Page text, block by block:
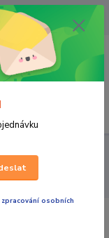
0,00 CZK
ŘETĚZY,
- NÝTOVAČKA
řetězy)
osobních